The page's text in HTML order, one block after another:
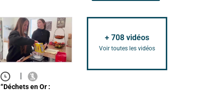
|
“Déchets en Or :
+ 708 vidéos
Voir toutes les vidéos